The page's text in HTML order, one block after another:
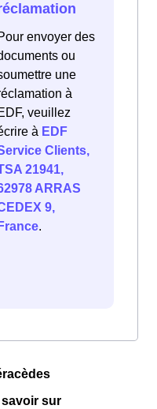
envoyer des
ou
une
à
veuillez
à EDF
Clients,
21941,
ARRAS
9,
France.
sur